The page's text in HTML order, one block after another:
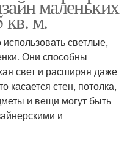
маленьких
кв. м.
светлые,
Они способны
свет и расширяя даже
касается стен, потолка,
и вещи могут быть
и